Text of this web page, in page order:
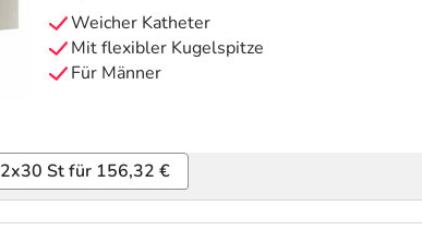
Weicher Katheter
Mit flexibler Kugelspitze
Für Männer
2x30 St für 156,32 €